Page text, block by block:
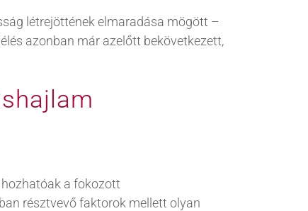
létrejöttének elmaradása mögött –
azonban már azelőtt bekövetkezett,
a fokozott
résztvevő faktorok mellett olyan